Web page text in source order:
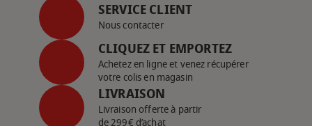
SERVICE CLIENT
Nous contacter
CLIQUEZ ET EMPORTEZ
Achetez en ligne et venez récupérer
votre colis en magasin
LIVRAISON
Livraison offerte à partir
de 299€ d’achat